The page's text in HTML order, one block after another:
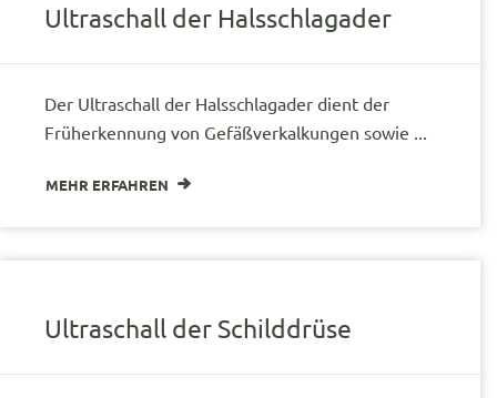
Ultraschall der Halsschlagader
Der Ultraschall der Halsschlagader dient der
Früherkennung von Gefäßverkalkungen sowie ...
MEHR ERFAHREN
Ultraschall der Schilddrüse